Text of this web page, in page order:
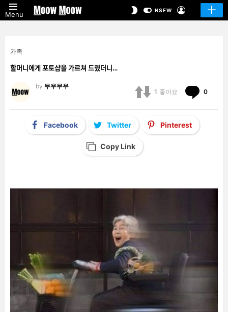
Menu
SWITCHNSFW
가족
할머니에게 포토샵을 가르쳐 드렸더니…
by 무우무우
1 좋아요 0
Facebook Twitter Pinterest
Copy Link